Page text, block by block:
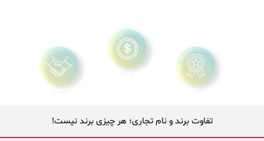
تفاوت برند و نام تجاری؛ هر چیزی برند نیست!